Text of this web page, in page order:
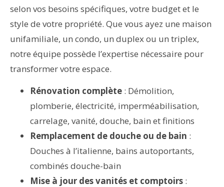
selon vos besoins spécifiques, votre budget et le
style de votre propriété. Que vous ayez une maison
unifamiliale, un condo, un duplex ou un triplex,
notre équipe possède l’expertise nécessaire pour
transformer votre espace.
Rénovation complète : Démolition,
plomberie, électricité, imperméabilisation,
carrelage, vanité, douche, bain et finitions
Remplacement de douche ou de bain :
Douches à l’italienne, bains autoportants,
combinés douche-bain
Mise à jour des vanités et comptoirs :